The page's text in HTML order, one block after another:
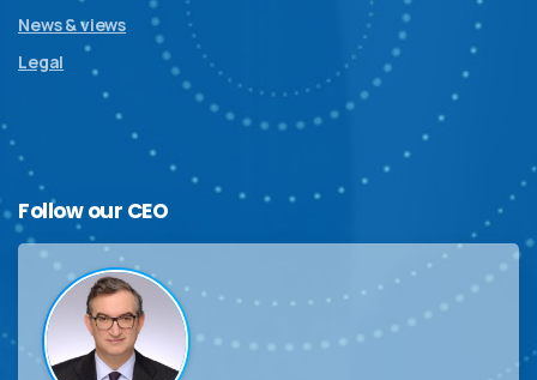
News & views
Legal
Follow our CEO